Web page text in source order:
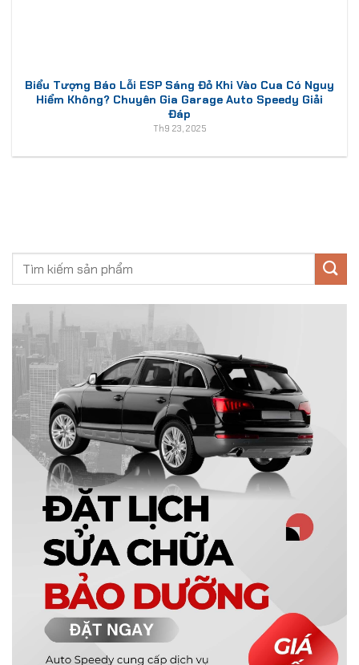
Biểu Tượng Báo Lỗi ESP Sáng Đỏ Khi Vào Cua Có Nguy
Hiểm Không? Chuyên Gia Garage Auto Speedy Giải
Đáp
Th9 23, 2025